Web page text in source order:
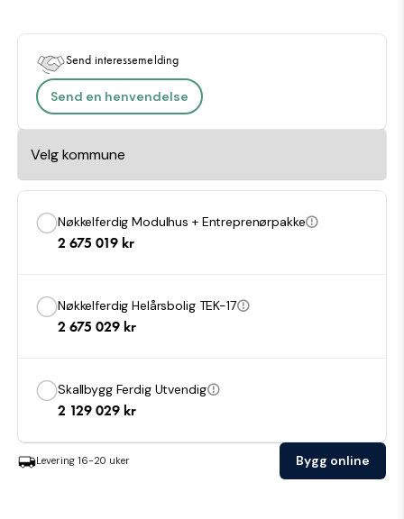
riktige materialer og farger, slik at huset harmonerer med det
miljøet du ønsker å plassere det i.
Send interessemelding
Send en henvendelse
Nøkkelferdig Modulhus + Entreprenørpakke
2 675 019 kr
Nøkkelferdig Helårsbolig TEK-17
2 675 029 kr
Skallbygg Ferdig Utvendig
2 129 029 kr
Levering 16-20 uker Bygg online